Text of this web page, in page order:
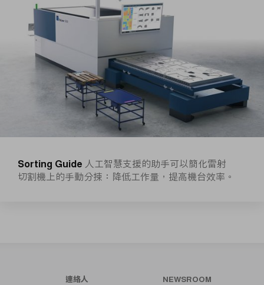
Sorting Guide 人工智慧支援的助手可以簡化雷射
切割機上的手動分揀：降低工作量，提高機台效率。
連絡人 NEWSROOM